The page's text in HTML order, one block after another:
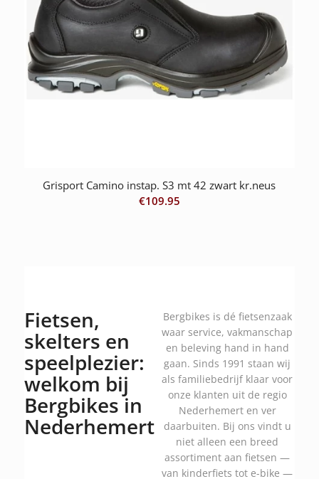
Grisport Camino instap. S3 mt 42 zwart kr.neus
€109.95
Fietsen,
skelters en
speelplezier:
welkom bij
Bergbikes in
Nederhemert
Bergbikes is dé fietsenzaak
waar service, vakmanschap
en beleving hand in hand
gaan. Sinds 1991 staan wij
als familiebedrijf klaar voor
onze klanten uit de regio
Nederhemert en ver
daarbuiten. Bij ons vindt u
niet alleen een breed
assortiment aan fietsen —
van kinderfiets tot e-bike —